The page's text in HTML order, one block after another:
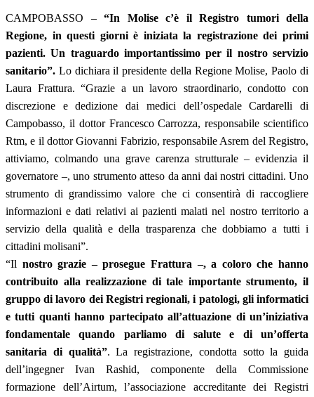
CAMPOBASSO – “In Molise c’è il Registro tumori della
Regione, in questi giorni è iniziata la registrazione dei primi
pazienti. Un traguardo importantissimo per il nostro servizio
sanitario”. Lo dichiara il presidente della Regione Molise, Paolo di
Laura Frattura. “Grazie a un lavoro straordinario, condotto con
discrezione e dedizione dai medici dell’ospedale Cardarelli di
Campobasso, il dottor Francesco Carrozza, responsabile scientifico
Rtm, e il dottor Giovanni Fabrizio, responsabile Asrem del Registro,
attiviamo, colmando una grave carenza strutturale – evidenzia il
governatore –, uno strumento atteso da anni dai nostri cittadini. Uno
strumento di grandissimo valore che ci consentirà di raccogliere
informazioni e dati relativi ai pazienti malati nel nostro territorio a
servizio della qualità e della trasparenza che dobbiamo a tutti i
cittadini molisani”.
“Il nostro grazie – prosegue Frattura –, a coloro che hanno
contribuito alla realizzazione di tale importante strumento, il
gruppo di lavoro dei Registri regionali, i patologi, gli informatici
e tutti quanti hanno partecipato all’attuazione di un’iniziativa
fondamentale quando parliamo di salute e di un’offerta
sanitaria di qualità”. La registrazione, condotta sotto la guida
dell’ingegner Ivan Rashid, componente della Commissione
formazione dell’Airtum, l’associazione accreditante dei Registri